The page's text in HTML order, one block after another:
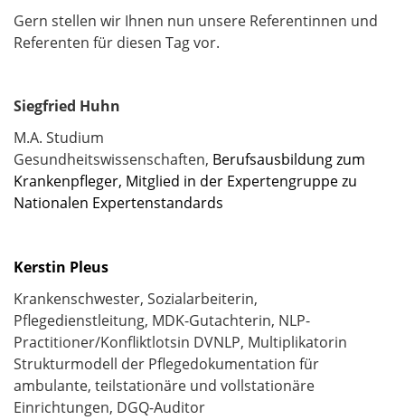
Gern stellen wir Ihnen nun unsere Referentinnen und
Referenten für diesen Tag vor.
Siegfried Huhn
M.A. Studium
Gesundheitswissenschaften, Berufsausbildung zum
Krankenpfleger, Mitglied in der Expertengruppe zu
Nationalen Expertenstandards
Kerstin Pleus
Krankenschwester, Sozialarbeiterin,
Pflegedienstleitung, MDK-Gutachterin, NLP-
Practitioner/Konfliktlotsin DVNLP, Multiplikatorin
Strukturmodell der Pflegedokumentation für
ambulante, teilstationäre und vollstationäre
Einrichtungen, DGQ-Auditor